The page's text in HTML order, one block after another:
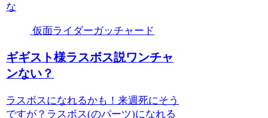
な
仮面ライダーガッチャード
ギギスト様ラスボス説ワンチャ
ンない？
ラスボスになれるかも！来週死にそう
ですが？ラスボス(のパーツ)になれる